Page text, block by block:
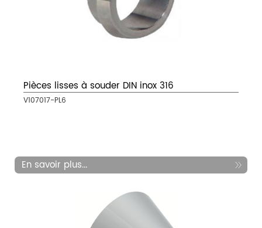
Pièces lisses à souder DIN inox 316
V107017-PL6
En savoir plus...